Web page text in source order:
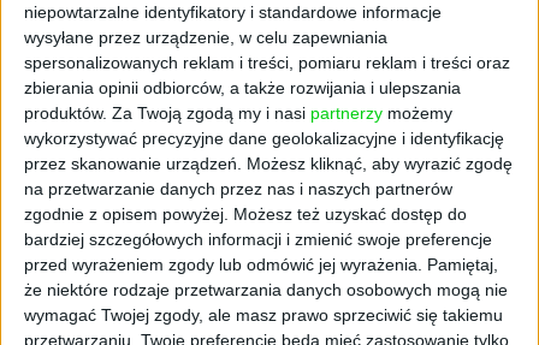
niepowtarzalne identyfikatory i standardowe informacje
wysyłane przez urządzenie, w celu zapewniania
spersonalizowanych reklam i treści, pomiaru reklam i treści oraz
zbierania opinii odbiorców, a także rozwijania i ulepszania
produktów. Za Twoją zgodą my i nasi partnerzy możemy
wykorzystywać precyzyjne dane geolokalizacyjne i identyfikację
przez skanowanie urządzeń. Możesz kliknąć, aby wyrazić zgodę
na przetwarzanie danych przez nas i naszych partnerów
zgodnie z opisem powyżej. Możesz też uzyskać dostęp do
bardziej szczegółowych informacji i zmienić swoje preferencje
przed wyrażeniem zgody lub odmówić jej wyrażenia.
Pamiętaj,
że niektóre rodzaje przetwarzania danych osobowych mogą nie
wymagać Twojej zgody, ale masz prawo sprzeciwić się takiemu
przetwarzaniu. Twoje preferencje będą mieć zastosowanie tylko
zdobywając uznanie krytyków, a także
nominacje do nagród Emmy, Złotych Globów i
Aktorów Filmowych Nagrody Gildii i Nagrody
Krytyków.
Penélope Cruz i wiele
nagród, wyróżnień oraz
brak pomysłów na
inwestycje